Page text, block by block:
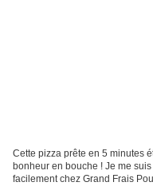
Cette pizza prête en 5 minutes
bonheur en bouche ! Je me
facilement chez Grand Frais